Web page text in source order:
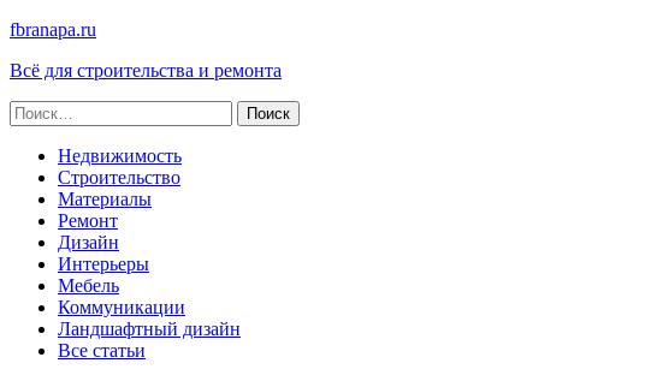
fbranapa.ru
Всё для строительства и ремонта
Найти:
Недвижимость
Строительство
Материалы
Ремонт
Дизайн
Интерьеры
Мебель
Коммуникации
Ландшафтный дизайн
Все статьи